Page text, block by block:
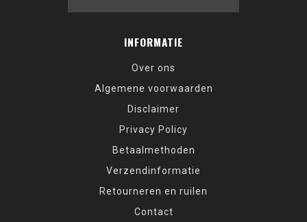
INFORMATIE
Over ons
Algemene voorwaarden
Disclaimer
Privacy Policy
Betaalmethoden
Verzendinformatie
Retourneren en ruilen
Contact